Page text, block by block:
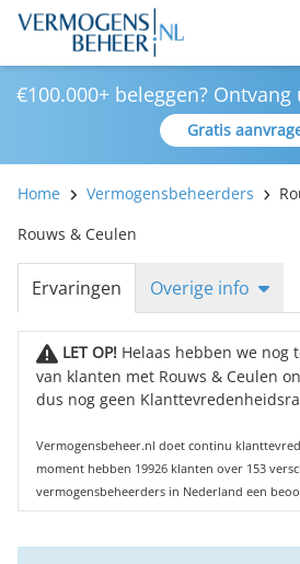
€100.000+ beleggen?
Gratis
Home Vermogensbeheerders
Rouws & Ceulen
Ervaringen Overige info
LET OP! Helaas hebben we nog
van klanten met Rouws & Ceulen
dus nog geen
Vermogensbeheer.nl doet continu
moment hebben 19926 klanten over 153
vermogensbeheerders in Nederland een